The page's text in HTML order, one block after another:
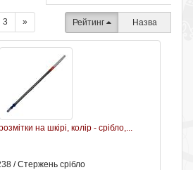
3 » Рейтинг Назва
на шкірі, колір - срібло,...
/ Стержень срібло